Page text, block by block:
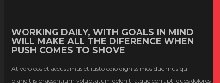
WORKING DAILY, WITH GOALS IN MIND
WILL MAKE ALL THE DIFERENCE WHEN
PUSH COMES TO SHOVE
At vero eos et accusamus et iusto odio dignissimos ducimus qui
blanditiis praesentium voluptatum deleniti atque corrupti quos dolores